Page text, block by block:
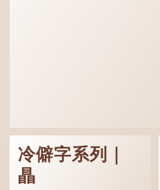
冷僻字系列｜
瞐